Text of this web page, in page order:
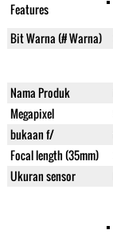
Features
Bit Warna (# Warna)
Nama Produk
Megapixel
bukaan f/
Focal length (35mm)
Ukuran sensor